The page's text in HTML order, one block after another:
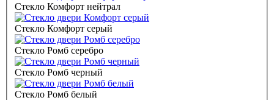
Стекло Комфорт нейтрал
Стекло Комфорт серый
Стекло Ромб серебро
Стекло Ромб черный
Стекло Ромб белый